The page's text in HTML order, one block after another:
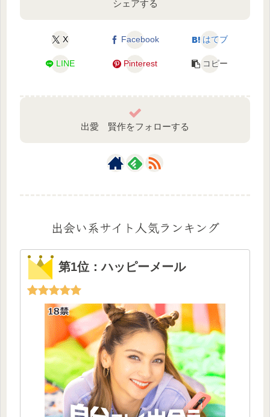
シェアする
X Facebook はてブ
LINE Pinterest コピー
出愛 賢作をフォローする
出会い系サイト人気ランキング
第1位：ハッピーメール